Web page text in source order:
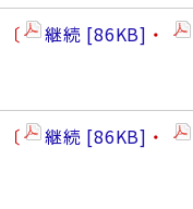
〔 継続 86KB ・
〔 継続 86KB ・